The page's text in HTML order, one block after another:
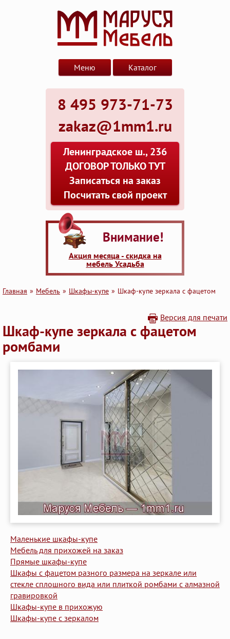
8 495 973-71-73
zakaz@1mm1.ru
Ленинградское ш., 236
ДОГОВОР ТОЛЬКО ТУТ
Записаться на заказ
Посчитать свой проект
Меню Каталог
Внимание!
Акция месяца - скидка на
мебель Усадьба
Главная Мебель Шкафы-купе Шкаф-купе зеркала с фацетом
Версия для печати
Шкаф-купе зеркала с фацетом
ромбами
Маленькие шкафы-купе
Мебель для прихожей на заказ
Прямые шкафы-купе
Шкафы с фацетом разного размера на зеркале или
стекле сплошного вида или плиткой ромбами с алмазной
гравировкой
Шкафы-купе в прихожую
Шкафы-купе с зеркалом